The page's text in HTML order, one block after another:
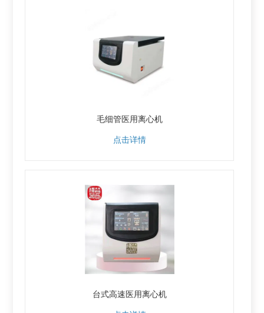
毛细管医用离心机
点击详情
台式高速医用离心机